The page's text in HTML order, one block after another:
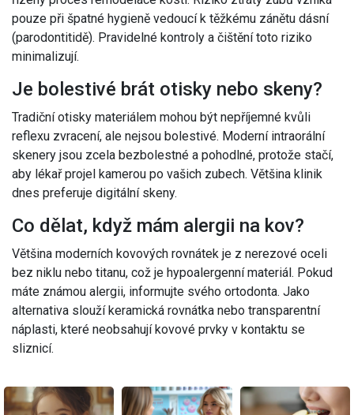
pouze při špatné hygieně vedoucí k těžkému zánětu dásní
(parodontitidě). Pravidelné kontroly a čištění toto riziko
minimalizují.
Je bolestivé brát otisky nebo skeny?
Tradiční otisky materiálem mohou být nepříjemné kvůli
reflexu zvracení, ale nejsou bolestivé. Moderní intraorální
skenery jsou zcela bezbolestné a pohodlné, protože stačí,
aby lékař projel kamerou po vašich zubech. Většina klinik
dnes preferuje digitální skeny.
Co dělat, když mám alergii na kov?
Většina moderních kovových rovnátek je z nerezové oceli
bez niklu nebo titanu, což je hypoalergenní materiál. Pokud
máte známou alergii, informujte svého ortodonta. Jako
alternativa slouží keramická rovnátka nebo transparentní
náplasti, které neobsahují kovové prvky v kontaktu se
sliznicí.